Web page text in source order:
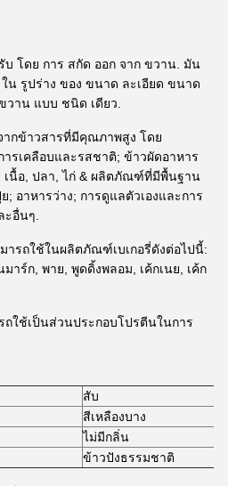
โดย การ สกัด ออก จาก ขวาน. มัน
น รูปร่าง ของ ขนาด ละเอียด ขนาด
วาน แบบ ชนิด เดียว.
กข้าวสารที่มีคุณภาพสูง โดย
ารเคลือบและรสชาติ; ข้าวผัดอาหาร
เนื้อ, ปลา, ไก่ & ผลิตภัณฑ์ที่มีพื้นฐาน
; อาหารว่าง; การดูแลตัวเองและการ
ะอื่นๆ.
รถใช้ในผลิตภัณฑ์เบเกอรี่ดังต่อไปนี้:
าร์ก, พาย, พูดดิ้งพลอม, เค้กเนย, เค้ก
ใช้เป็นส่วนประกอบโปรตีนในการ
สับ
สีเหลืองบาง
ไม่มีกลิ่น
ข้าวปังธรรมชาติ